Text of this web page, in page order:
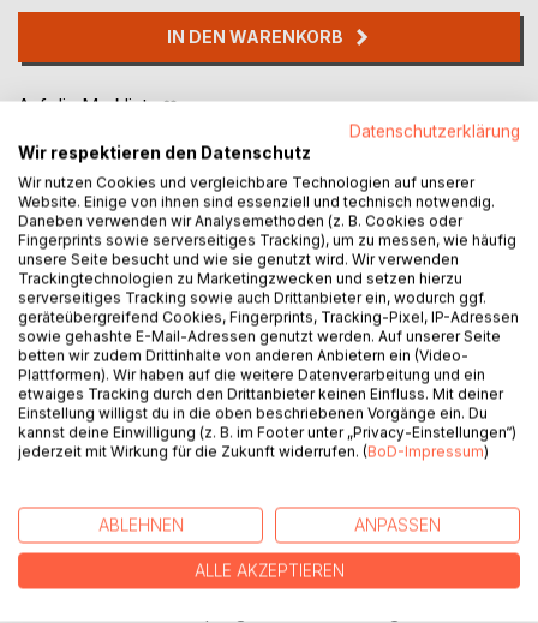
IN DEN WARENKORB
Auf die Merkliste
BESCHREIBUNG
Was halten Sie von Geisterschiffen, von Teufelshäusern
oder von ungeklärten Mordfällen? Könnte da etwas
Unheimliches, etwas Unfassbares, etwas Gruseliges
dahinterstecken? Sie sagen es nicht, aber Sie zögern, dies
seltsamen Begebenheiten. Es sind Beobachtungen,
merkwürdige Erlebnisse, auch Ängste, von denen die
Menschen berichten. Sicher, hinter vielen
Unerklärlichkeiten steckt oftmals etwas ganz Natürliches.
Datenschutzerklärung
Wir respektieren den Datenschutz
Wir nutzen Cookies und vergleichbare Technologien auf unserer
Website. Einige von ihnen sind essenziell und technisch notwendig.
Daneben verwenden wir Analysemethoden (z. B. Cookies oder
Fingerprints sowie serverseitiges Tracking), um zu messen, wie häufig
unsere Seite besucht und wie sie genutzt wird. Wir verwenden
Trackingtechnologien zu Marketingzwecken und setzen hierzu
serverseitiges Tracking sowie auch Drittanbieter ein, wodurch ggf.
geräteübergreifend Cookies, Fingerprints, Tracking-Pixel, IP-Adressen
sowie gehashte E-Mail-Adressen genutzt werden. Auf unserer Seite
betten wir zudem Drittinhalte von anderen Anbietern ein (Video-
Plattformen). Wir haben auf die weitere Datenverarbeitung und ein
etwaiges Tracking durch den Drittanbieter keinen Einfluss. Mit deiner
Einstellung willigst du in die oben beschriebenen Vorgänge ein. Du
kannst deine Einwilligung (z. B. im Footer unter „Privacy-Einstellungen“)
jederzeit mit Wirkung für die Zukunft widerrufen. (BoD-Impressum)
ABLEHNEN ANPASSEN
ALLE AKZEPTIEREN